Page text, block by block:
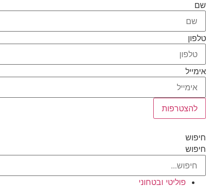
שם
טלפון
אימייל
להצטרפות
חיפוש
חיפוש
פוליטי ובטחוני